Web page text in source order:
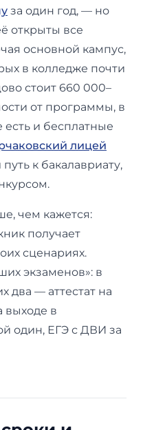
за один год, — но
открыты все
основной кампус,
в колледже почти
стоит 660 000–
от программы, в
и бесплатные
лицей
к бакалавриату,
чем кажется:
получает
сценариях.
экзаменов»: в
два — аттестат на
выходе в
один, ЕГЭ с ДВИ за